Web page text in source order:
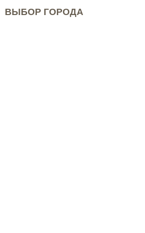
ВЫБОР ГОРОДА